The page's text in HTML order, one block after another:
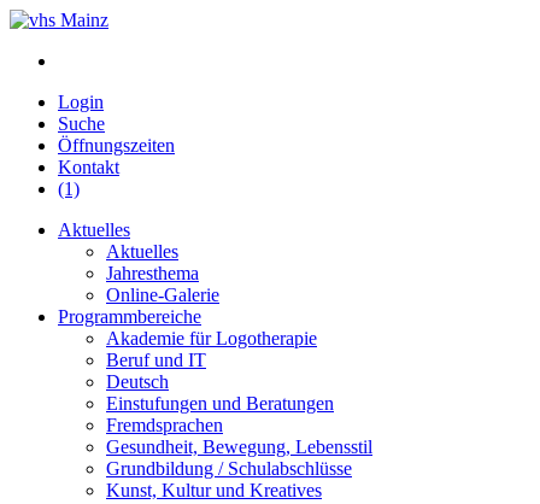
Login
Suche
Öffnungszeiten
Kontakt
(1)
Aktuelles
Aktuelles
Jahresthema
Online-Galerie
Programmbereiche
Akademie für Logotherapie
Beruf und IT
Deutsch
Einstufungen und Beratungen
Fremdsprachen
Gesundheit, Bewegung, Lebensstil
Grundbildung / Schulabschlüsse
Kunst, Kultur und Kreatives